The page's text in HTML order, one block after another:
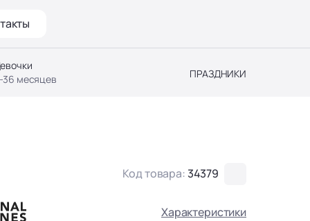
36 месяцев
ПРАЗДНИКИ
Код товара:34379
Характеристики